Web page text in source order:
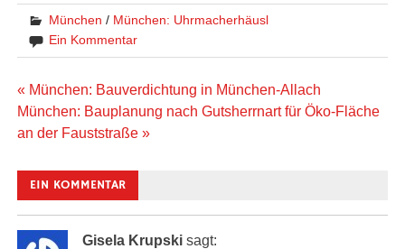
München / München: Uhrmacherhäusl
Ein Kommentar
Beitragsnavigation
« München: Bauverdichtung in München-Allach
München: Bauplanung nach Gutsherrnart für Öko-Fläche
an der Fauststraße »
EIN KOMMENTAR
Gisela Krupski sagt: